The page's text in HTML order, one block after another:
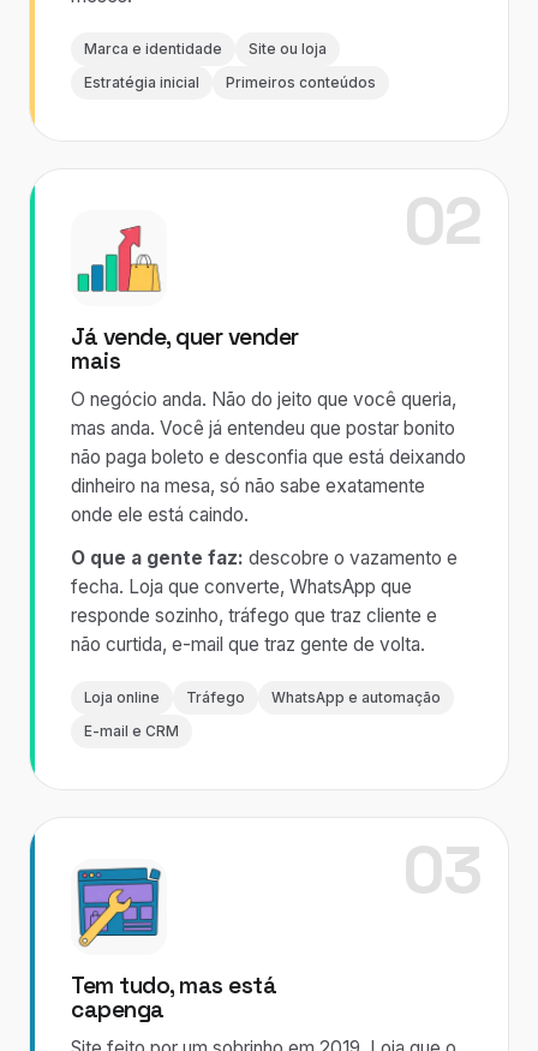
Marca e identidade
Site ou loja
Estratégia inicial
Primeiros conteúdos
02
Já vende, quer vender
mais
O negócio anda. Não do jeito que você queria,
mas anda. Você já entendeu que postar bonito
não paga boleto e desconfia que está deixando
dinheiro na mesa, só não sabe exatamente
onde ele está caindo.
O que a gente faz: descobre o vazamento e
fecha. Loja que converte, WhatsApp que
responde sozinho, tráfego que traz cliente e
não curtida, e-mail que traz gente de volta.
Loja online Tráfego
WhatsApp e automação
E-mail e CRM
03
Tem tudo, mas está
capenga